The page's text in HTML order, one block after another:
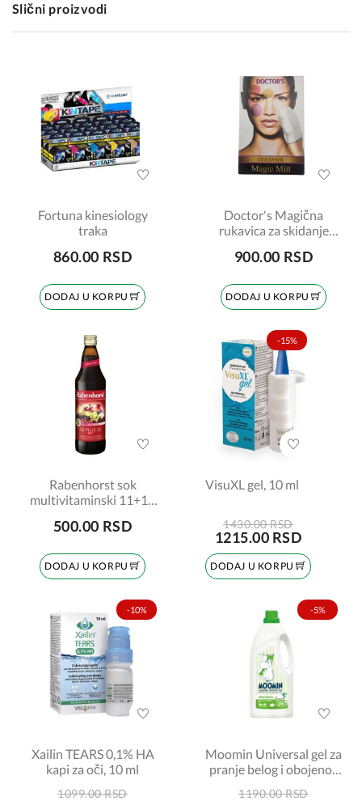
Slični proizvodi
Fortuna kinesiology
traka
860.00 RSD
DODAJ U KORPU
Doctor's Magična
rukavica za skidanje
900.00 RSD
DODAJ U KORPU
Rabenhorst sok
multivitaminski 11+11
500.00 RSD
DODAJ U KORPU
-15%
VisuXL gel, 10 ml
1430.00 RSD
1215.00 RSD
DODAJ U KORPU
-10%
Xailin TEARS 0,1% HA
kapi za oči, 10 ml
1099.00 RSD
-5%
Moomin Universal gel za
pranje belog i obojenog
1190.00 RSD